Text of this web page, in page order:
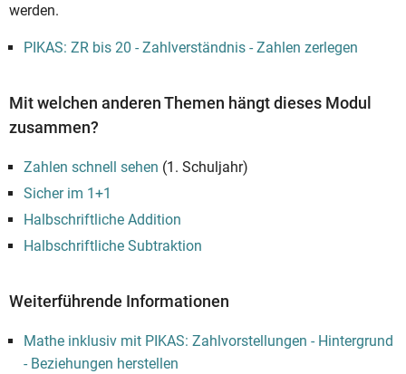
werden.
PIKAS: ZR bis 20 - Zahlverständnis - Zahlen zerlegen
Mit welchen anderen Themen hängt dieses Modul
zusammen?
Zahlen schnell sehen (1. Schuljahr)
Sicher im 1+1
Halbschriftliche Addition
Halbschriftliche Subtraktion
Weiterführende Informationen
Mathe inklusiv mit PIKAS: Zahlvorstellungen - Hintergrund
- Beziehungen herstellen